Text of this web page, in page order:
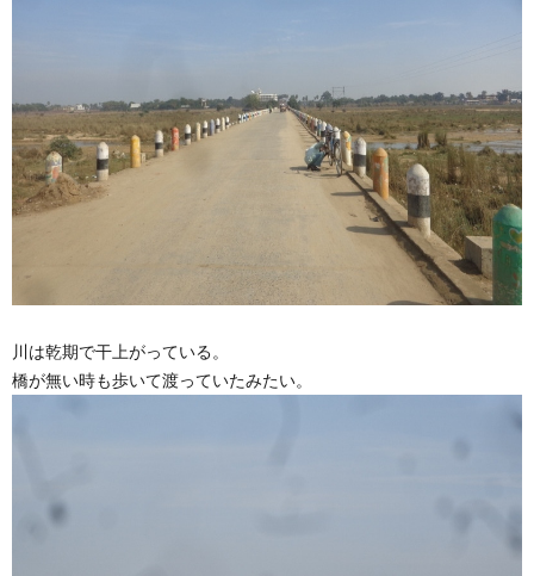
川は乾期で干上がっている。
橋が無い時も歩いて渡っていたみたい。